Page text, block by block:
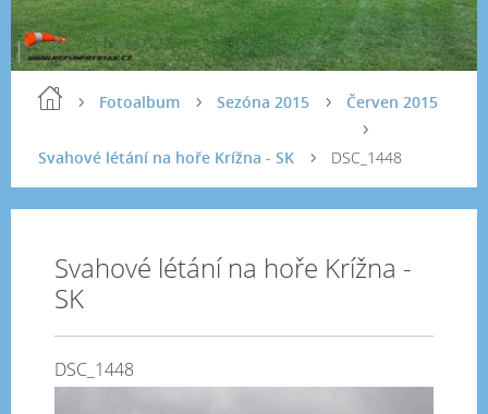
Fotoalbum Sezóna 2015 Červen 2015
Svahové létání na hoře Krížna - SK DSC_1448
Svahové létání na hoře Krížna -
SK
DSC_1448